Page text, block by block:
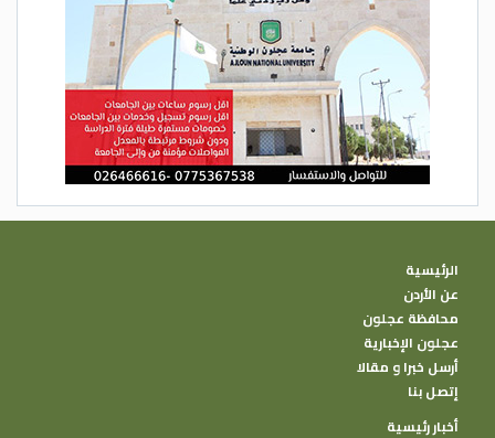
الرئيسية
عن الأردن
محافظة عجلون
عجلون الإخبارية
أرسل خبرا و مقالا
إتصل بنا
أخبار رئيسية